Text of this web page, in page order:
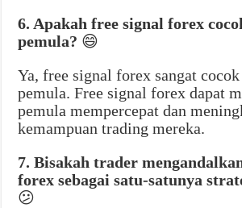
6. Apakah free signal forex
pemula? 😄
Ya, free signal forex sangat
pemula. Free signal forex dapat
pemula mempercepat dan
kemampuan trading mereka.
7. Bisakah trader
forex sebagai satu-satunya
😕